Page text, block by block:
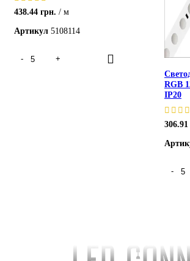
438.44 грн.
м
Артикул 5108114
RGB
IP20
306.91